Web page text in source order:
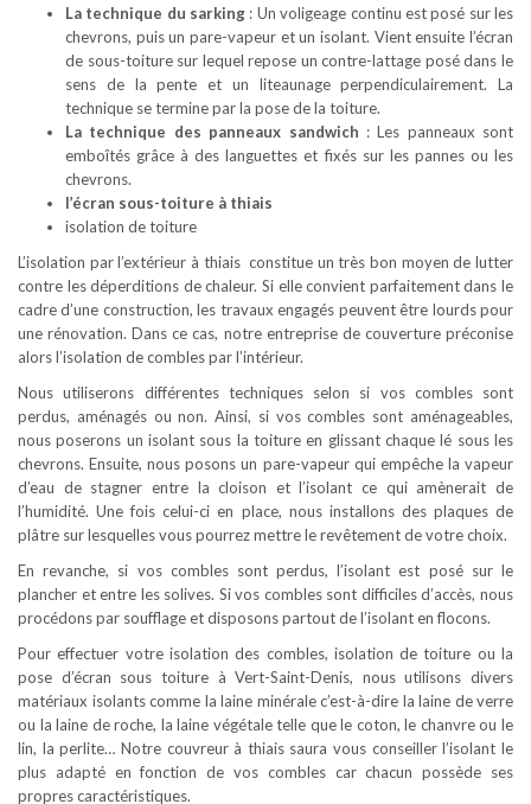
La technique du sarking : Un voligeage continu est posé sur les
chevrons, puis un pare-vapeur et un isolant. Vient ensuite l’écran
de sous-toiture sur lequel repose un contre-lattage posé dans le
sens de la pente et un liteaunage perpendiculairement. La
technique se termine par la pose de la toiture.
La technique des panneaux sandwich : Les panneaux sont
emboîtés grâce à des languettes et fixés sur les pannes ou les
chevrons.
l’écran sous-toiture à thiais
isolation de toiture
L’isolation par l’extérieur à thiais constitue un très bon moyen de lutter
contre les déperditions de chaleur. Si elle convient parfaitement dans le
cadre d’une construction, les travaux engagés peuvent être lourds pour
une rénovation. Dans ce cas, notre entreprise de couverture préconise
alors l’isolation de combles par l’intérieur.
Nous utiliserons différentes techniques selon si vos combles sont
perdus, aménagés ou non. Ainsi, si vos combles sont aménageables,
nous poserons un isolant sous la toiture en glissant chaque lé sous les
chevrons. Ensuite, nous posons un pare-vapeur qui empêche la vapeur
d’eau de stagner entre la cloison et l’isolant ce qui amènerait de
l’humidité. Une fois celui-ci en place, nous installons des plaques de
plâtre sur lesquelles vous pourrez mettre le revêtement de votre choix.
En revanche, si vos combles sont perdus, l’isolant est posé sur le
plancher et entre les solives. Si vos combles sont difficiles d’accès, nous
procédons par soufflage et disposons partout de l’isolant en flocons.
Pour effectuer votre isolation des combles, isolation de toiture ou la
pose d’écran sous toiture à Vert-Saint-Denis, nous utilisons divers
matériaux isolants comme la laine minérale c’est-à-dire la laine de verre
ou la laine de roche, la laine végétale telle que le coton, le chanvre ou le
lin, la perlite… Notre couvreur à thiais saura vous conseiller l’isolant le
plus adapté en fonction de vos combles car chacun possède ses
propres caractéristiques.